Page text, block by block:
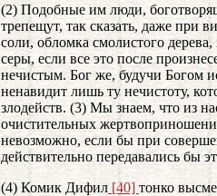
(2) Подобные им люди,
трепещут, так сказать, даже при
соли, обломка смолистого
серы, если все это после
нечистым. Бог же, будучи Богом
ненавидит лишь ту нечистоту,
злодейств. (3) Мы знаем, что из
очистительных
невозможно, если бы при
действительно передавались бы
(4) Комик Дифил [40] тонко